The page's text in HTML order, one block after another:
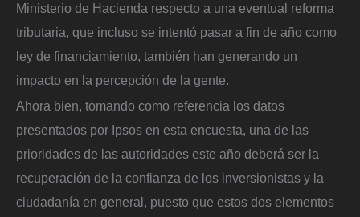
Ministerio de Hacienda respecto a una eventual reforma
tributaria, que incluso se intentó pasar a fin de año como
ley de financiamiento, también han generando un
impacto en la percepción de la gente.
Ahora bien, tomando como referencia los datos
presentados por Ipsos en esta encuesta, una de las
prioridades de las autoridades este año deberá ser la
recuperación de la confianza de los inversionistas y la
ciudadanía en general, puesto que estos dos elementos